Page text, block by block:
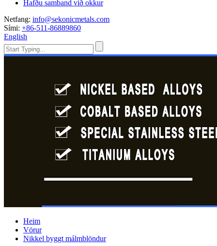
Hafðu samband við okkur
Netfang: info@sekonicmetals.com
Sími: +86-511-86889860
English
Heim
Vörur
Nikkel byggt málmblöndur